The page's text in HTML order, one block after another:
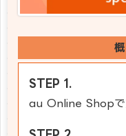
au Online Shopで